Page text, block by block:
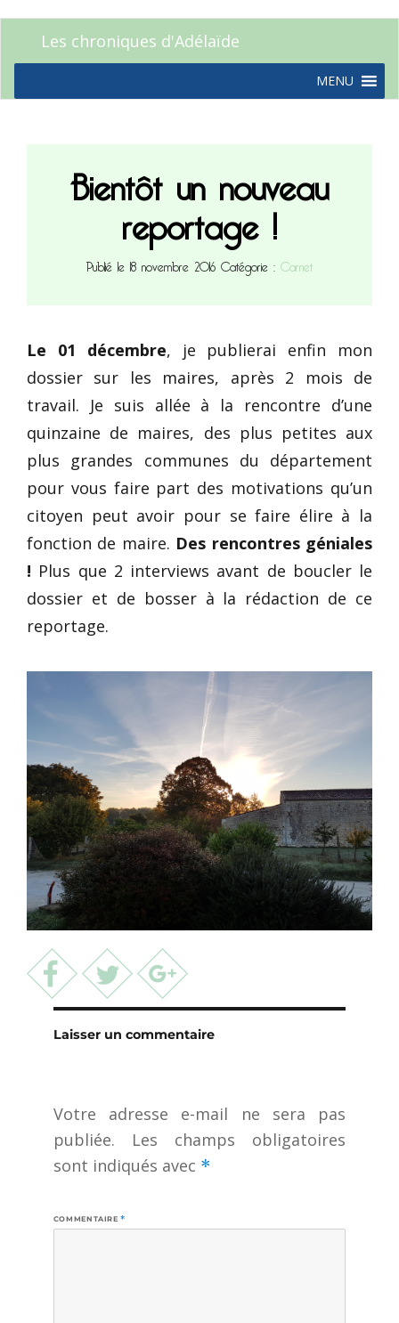
Les chroniques d'Adélaïde
MENU
Bientôt un nouveau
reportage !
Publié le 18 novembre 2016Catégorie :Carnet
Le 01 décembre, je publierai enfin mon
dossier sur les maires, après 2 mois de
travail. Je suis allée à la rencontre d’une
quinzaine de maires, des plus petites aux
plus grandes communes du département
pour vous faire part des motivations qu’un
citoyen peut avoir pour se faire élire à la
fonction de maire. Des rencontres géniales
! Plus que 2 interviews avant de boucler le
dossier et de bosser à la rédaction de ce
reportage.
Laisser un commentaire
Votre adresse e-mail ne sera pas
publiée.
Les champs obligatoires
sont indiqués avec *
COMMENTAIRE*